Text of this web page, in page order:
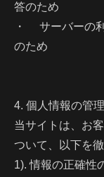
答のため
・ サーバーの
のため
4. 個人情報の管理
当サイトは、お
ついて、以下を徹
1). 情報の正確性